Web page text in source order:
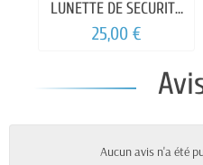
LUNETTE DE SECURITE
TRANSPARENTE
25,00 €
Aucun avis n'a été